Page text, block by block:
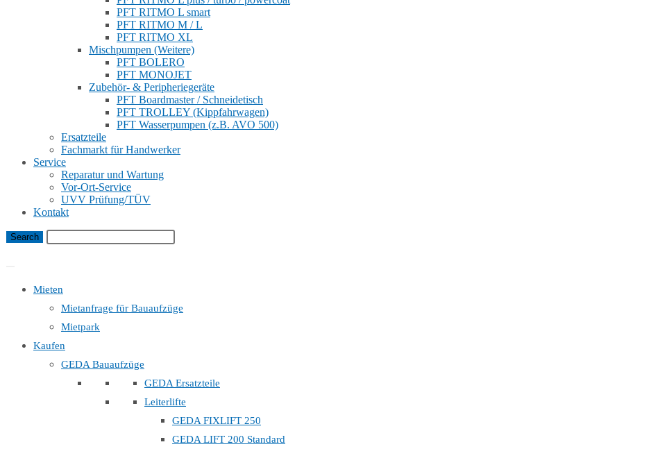
PFT RITMO L smart
PFT RITMO M / L
PFT RITMO XL
Mischpumpen (Weitere)
PFT BOLERO
PFT MONOJET
Zubehör- & Peripheriegeräte
PFT Boardmaster / Schneidetisch
PFT TROLLEY (Kippfahrwagen)
PFT Wasserpumpen (z.B. AVO 500)
Ersatzteile
Fachmarkt für Handwerker
Service
Reparatur und Wartung
Vor-Ort-Service
UVV Prüfung/TÜV
Kontakt
Mieten
Mietanfrage für Bauaufzüge
Mietpark
Kaufen
GEDA Bauaufzüge
GEDA Ersatzteile
Leiterlifte
GEDA FIXLIFT 250
GEDA LIFT 200 Standard